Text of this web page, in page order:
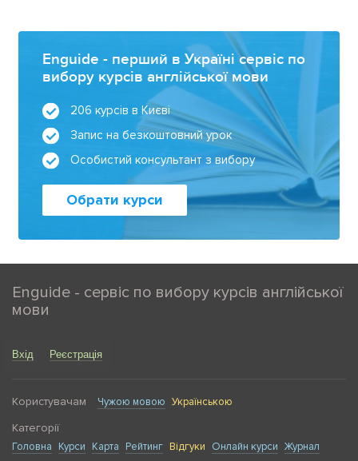
Enguide - перший в Україні сервіс по
вибору курсів англійської мови
206 курсів в Києві
Запис на безкоштовний урок
Особистий консультант з вибору
Обрати курси
Enguide - сервіс по вибору курсів англійської
мови
Вхід Реєстрація
Користувачам Чужою мовою Українською
Категорії
Головна Курси Карта Рейтинг Відгуки Онлайн курси Журнал